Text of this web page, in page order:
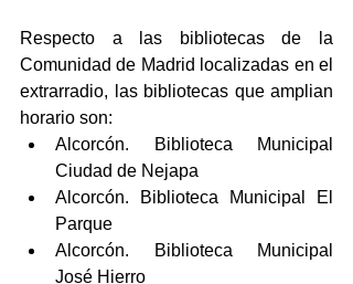
Respecto a las bibliotecas de la
Comunidad de Madrid localizadas en el
extrarradio, las bibliotecas que amplian
horario son:
Alcorcón. Biblioteca Municipal
Ciudad de Nejapa
Alcorcón. Biblioteca Municipal El
Parque
Alcorcón. Biblioteca Municipal
José Hierro